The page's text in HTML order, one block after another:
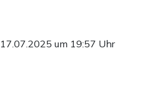
17.07.2025 um 19:57 Uhr